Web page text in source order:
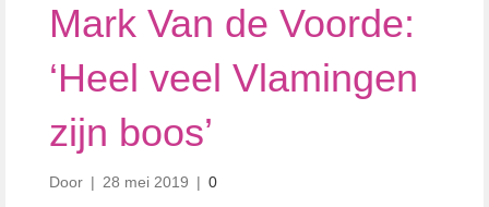
Mark Van de Voorde:
‘Heel veel Vlamingen
zijn boos’
Door | 28 mei 2019 | 0